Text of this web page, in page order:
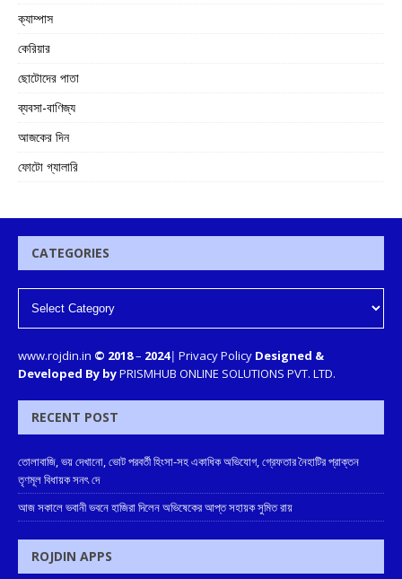
ক্যাম্পাস
কেরিয়ার
ছোটোদের পাতা
ব্যবসা-বাণিজ্য
আজকের দিন
ফোটো গ্যালারি
CATEGORIES
www.rojdin.in © 2018– 2024| Privacy Policy Designed &
Developed By byPRISMHUB ONLINE SOLUTIONS PVT. LTD.
RECENT POST
তোলাবাজি, ভয় দেখানো, ভোট পরবর্তী হিংসা-সহ একাধিক অভিযোগ, গ্রেফতার নৈহাটির প্রাক্তন
তৃণমূল বিধায়ক সনৎ দে
আজ সকালে ভবানী ভবনে হাজিরা দিলেন অভিষেকের আপ্ত সহায়ক সুমিত রায়
ROJDIN APPS